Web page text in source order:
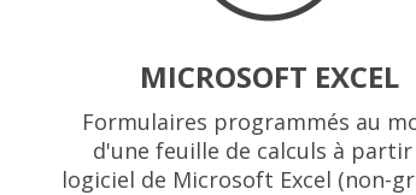
MICROSOFT EXCEL
Formulaires programmés au
d'une feuille de calculs à partir
logiciel de Microsoft Excel (non-